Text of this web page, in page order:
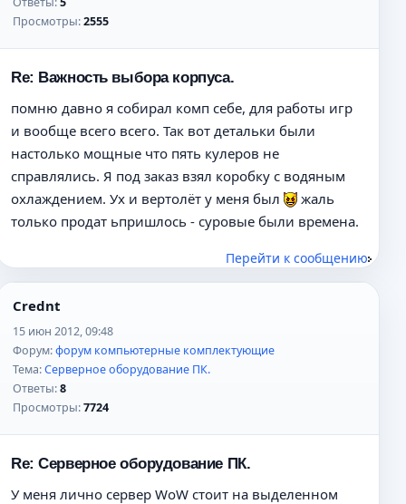
Просмотры:2555
Re: Важность выбора корпуса.
помню давно я собирал комп себе, для работы игр
и вообще всего всего. Так вот детальки были
настолько мощные что пять кулеров не
справлялись. Я под заказ взял коробку с водяным
охлаждением. Ух и вертолёт у меня был
жаль
только продат ьпришлось - суровые были времена.
Перейти к сообщению
Crednt
15 июн 2012, 09:48
Форум:форум компьютерные комплектующие
Тема:Серверное оборудование ПК.
Ответы:8
Просмотры:7724
Re: Серверное оборудование ПК.
У меня лично сервер WoW стоит на выделенном